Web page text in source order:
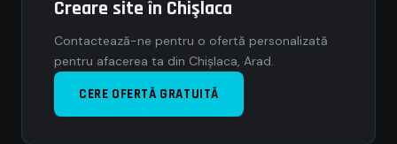
Creare site în Chişlaca
Contactează-ne pentru o ofertă personalizată
pentru afacerea ta din Chişlaca, Arad.
CERE OFERTĂ GRATUITĂ